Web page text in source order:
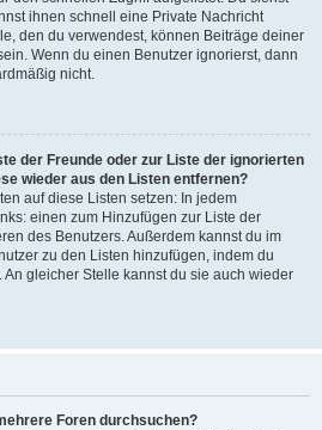
ihnen schnell eine Private Nachricht
den du verwendest, können Beiträge deiner
Wenn du einen Benutzer ignorierst, dann
nicht.
der Freunde oder zur Liste der ignorierten
wieder aus den Listen entfernen?
auf diese Listen setzen: In jedem
einen zum Hinzufügen zur Liste der
des Benutzers. Außerdem kannst du im
zu den Listen hinzufügen, indem du
gleicher Stelle kannst du sie auch wieder
Foren durchsuchen?